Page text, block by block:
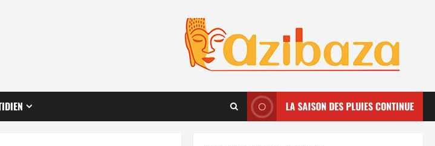
LA SAISON DES PLUIES CONTINUE